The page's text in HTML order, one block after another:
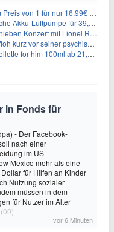
1 für nur 16,99€ inkl. Versand
Akku-Luftpumpe für 39,99€
Lionel Richie nach medizinischem Notfall
psychischen Krise aus dem Haus
him 100ml ab 21,84€ im Sparabo
in Fonds für
- Der Facebook-
nach einer
im US-
Mexico mehr als eine
für Hilfen an Kinder
Nutzung sozialer
müssen in dem
für Nutzer im Alter
(00)
vor 6 Minuten